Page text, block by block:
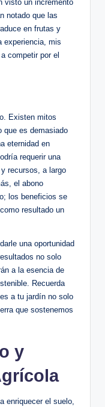
visto un incremento
notado que las
en frutas y
experiencia, mis
competir por el
Existen mitos
que es demasiado
eternidad en
requerir una
recursos, a largo
el abono
los beneficios se
resultado un
una oportunidad
no solo
a la esencia de
Recuerda
a tu jardín no solo
que sostenemos
y
enriquecer el suelo,